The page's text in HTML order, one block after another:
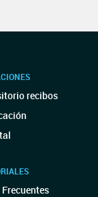
recibos